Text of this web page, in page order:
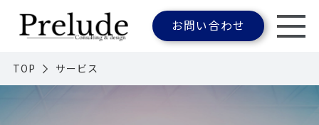
お問い合わせ
TOP サービス